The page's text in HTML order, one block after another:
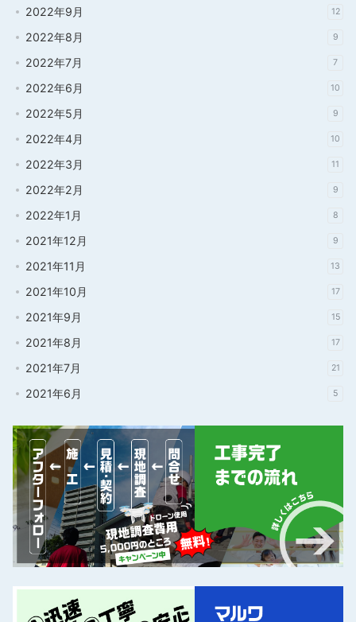
2022年9月 12
2022年8月 9
2022年7月 7
2022年6月 10
2022年5月 9
2022年4月 10
2022年3月 11
2022年2月 9
2022年1月 8
2021年12月 9
2021年11月 13
2021年10月 17
2021年9月 15
2021年8月 17
2021年7月 21
2021年6月 5